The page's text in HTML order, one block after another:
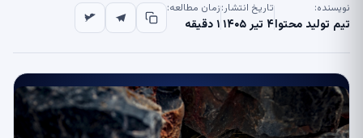
نویسنده:
تیم تولید محتوا
تاریخ انتشار:
۴ تیر ۱۴۰۵
زمان مطالعه:
۱ دقیقه